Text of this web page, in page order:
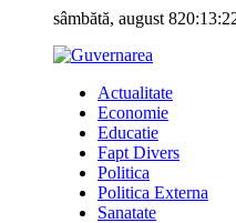
content
sâmbătă, august 8
Actualitate
Economie
Educatie
Fapt Divers
Politica
Politica Externa
Sanatate